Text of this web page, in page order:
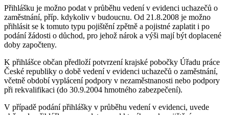
Přihlášku je možno podat v průběhu vedení v evidenci uchazečů o
zaměstnání, příp. kdykoliv v budoucnu. Od 21.8.2008 je možno
přihlásit se k tomuto typu pojištění zpětně a pojistné zaplatit i po
podání žádosti o důchod, pro jehož nárok a výši mají být doplacené
doby započteny.
K přihlášce občan předloží potvrzení krajské pobočky Úřadu práce
České republiky o době vedení v evidenci uchazečů o zaměstnání,
včetně období vyplácení podpory v nezaměstnanosti nebo podpory
při rekvalifikaci (do 30.9.2004 hmotného zabezpečení).
V případě podání přihlášky v průběhu vedení v evidenci, uvede